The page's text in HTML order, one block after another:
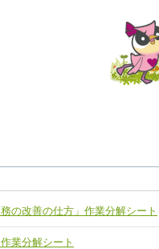
ト４ 専門能力拡大・向上
のスキルを拡大・向上させ、新
14【苦情・クレーム・暴力対応
務の改善の仕方」作業分解シート
業分解シート